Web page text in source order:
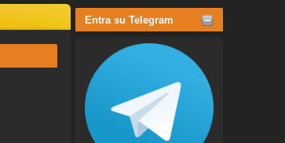
Entra su Telegram